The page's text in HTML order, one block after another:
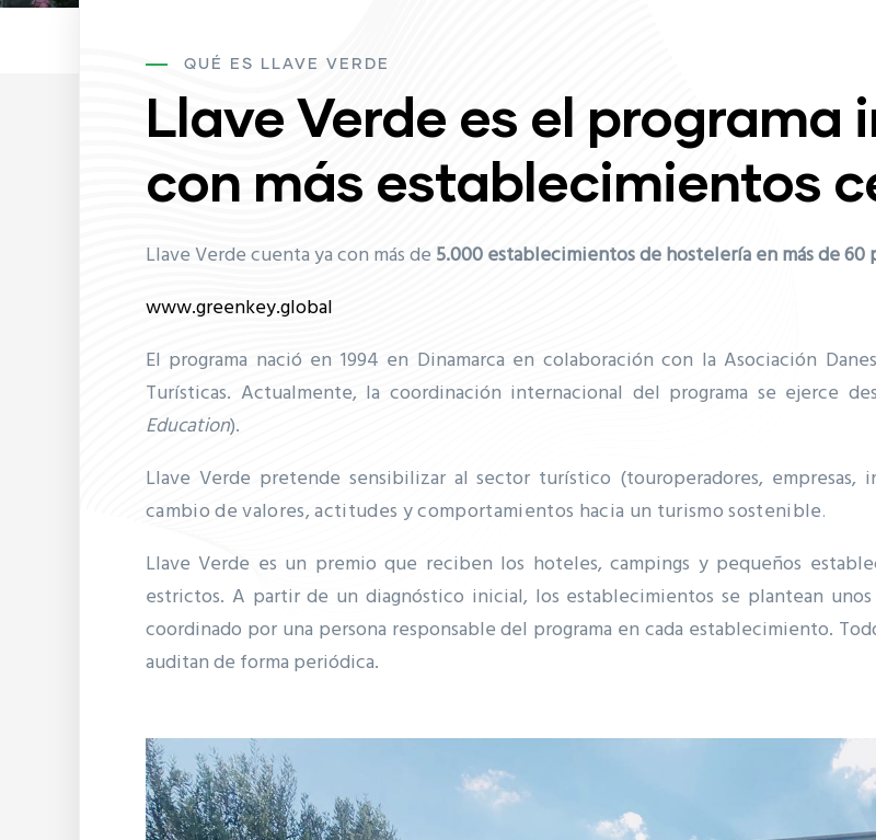
QUÉ ES LLAVE VERDE
Llave Verde es el programa
con más establecimientos
Llave Verde cuenta ya con más de 5.000 establecimientos de hostelería en más de 60
www.greenkey.global
El programa nació en 1994 en Dinamarca en colaboración con la Asociación
Turísticas. Actualmente, la coordinación internacional del programa se ejerce
Education).
Llave Verde pretende sensibilizar al sector turístico (touroperadores, empresas,
cambio de valores, actitudes y comportamientos hacia un turismo sostenible.
Llave Verde es un premio que reciben los hoteles, campings y pequeños
estrictos. A partir de un diagnóstico inicial, los establecimientos se plantean
coordinado por una persona responsable del programa en cada establecimiento.
auditan de forma periódica.